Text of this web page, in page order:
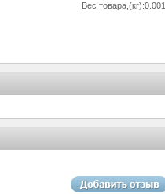
Вес товара,(кг):0.001